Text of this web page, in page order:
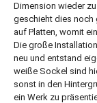
Dimension wieder
geschieht dies noch
auf Platten, womit
Die große
neu und entstand
weiße Sockel sind
sonst in den
ein Werk zu